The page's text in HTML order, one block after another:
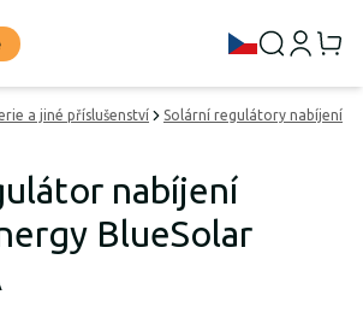
a jiné příslušenství Solární regulátory nabíjení
nabíjení
BlueSolar